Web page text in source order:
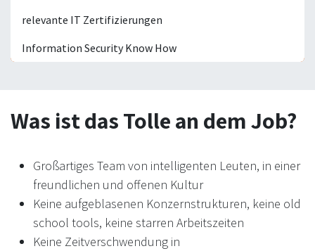
relevante IT Zertifizierungen
Information Security Know How
Was ist das Tolle an dem Job?
Großartiges Team von intelligenten Leuten, in einer
freundlichen und offenen Kultur
Keine aufgeblasenen Konzernstrukturen, keine old
school tools, keine starren Arbeitszeiten
Keine Zeitverschwendung in